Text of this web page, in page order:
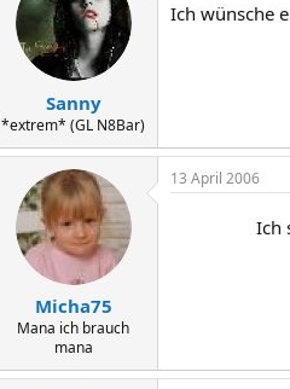
Sanny
*extrem* (GL N8Bar)
Ich wünsche
Micha75
Mana ich brauch
mana
13 April 2006
Ich